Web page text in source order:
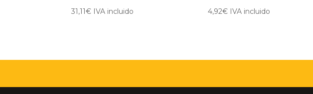
31,11€ IVA incluido 4,92€ IVA incluido